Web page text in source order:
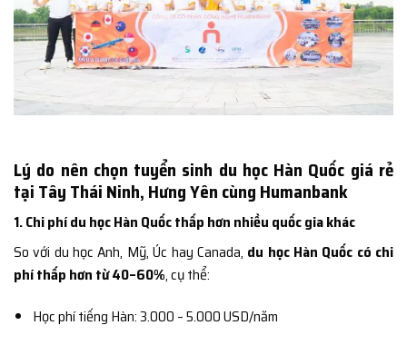
Lý do nên chọn tuyển sinh du học Hàn Quốc giá rẻ
tại Tây Thái Ninh, Hưng Yên cùng Humanbank
1. Chi phí du học Hàn Quốc thấp hơn nhiều quốc gia khác
So với du học Anh, Mỹ, Úc hay Canada, du học Hàn Quốc có chi
phí thấp hơn từ 40–60%, cụ thể:
Học phí tiếng Hàn: 3.000 – 5.000 USD/năm